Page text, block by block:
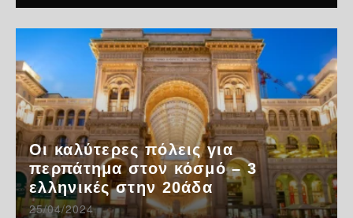
Οι καλύτερες πόλεις για
περπάτημα στον κόσμό – 3
ελληνικές στην 20άδα
25/04/2024